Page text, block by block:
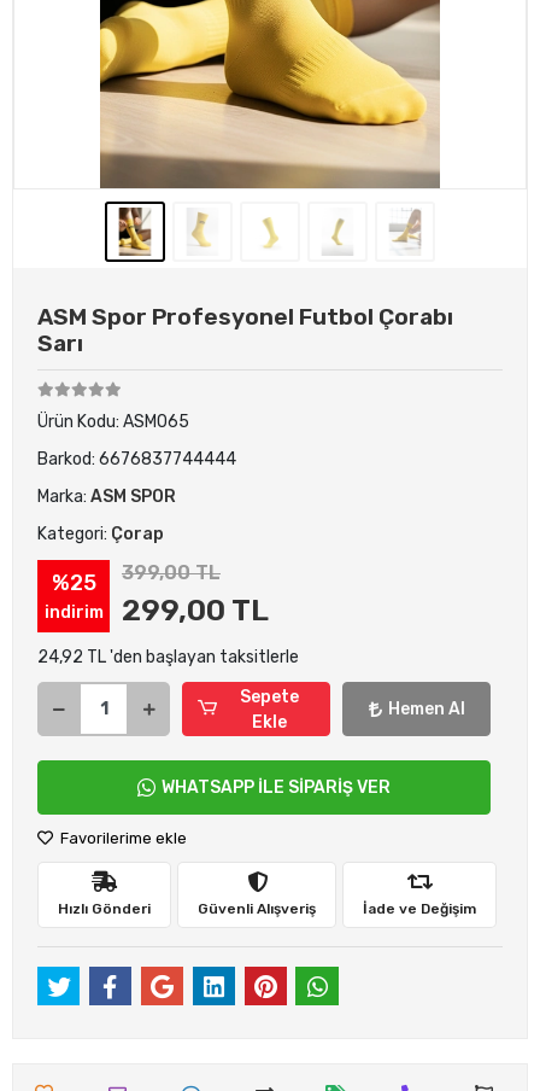
ASM Spor Profesyonel Futbol Çorabı
Sarı
Ürün Kodu: ASM065
Barkod: 6676837744444
Marka: ASM SPOR
Kategori: Çorap
%25
indirim
399,00 TL
299,00 TL
24,92 TL 'den başlayan taksitlerle
Sepete
Ekle
Hemen Al
WHATSAPP İLE SİPARİŞ VER
Favorilerime ekle
Hızlı Gönderi Güvenli Alışveriş İade ve Değişim